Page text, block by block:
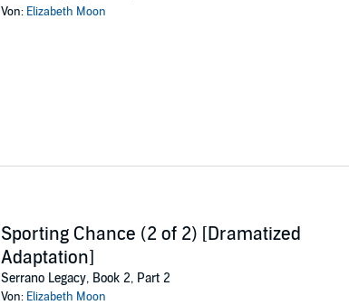
Von: Elizabeth Moon
Sporting Chance (2 of 2) [Dramatized
Adaptation]
Serrano Legacy, Book 2, Part 2
Von: Elizabeth Moon